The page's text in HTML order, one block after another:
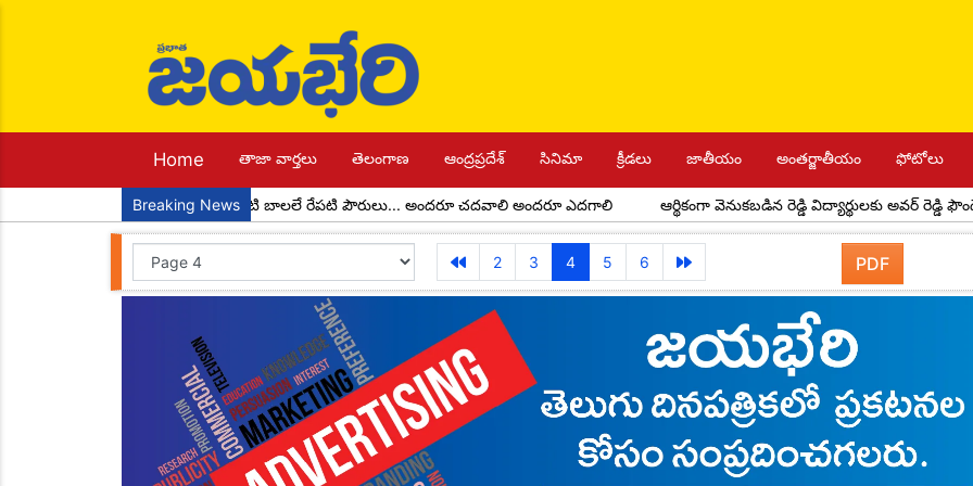
Home తాజా వార్తలు తెలంగాణ ఆంద్రప్రదేశ్ సినిమా క్రీడలు జాతీయం అంతర్జాతీయం ఫోటోలు
Breaking News
నేటి బాలలే రేపటి పౌరులు... అందరూ చదవాలి అందరూ ఎదగాలి ఆర్థికంగా వెనుకబడిన రెడ్డి విద్యార్థులకు అవర్ రెడ్డి ఫౌండేషన్
2 3 4 5 6 PDF